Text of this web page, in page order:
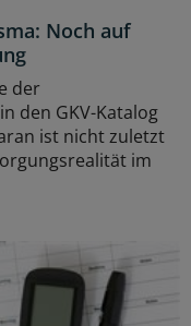
Noch auf
der
den GKV-Katalog
ist nicht zuletzt
im